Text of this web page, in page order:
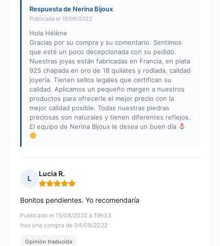
Respuesta de Nerina Bijoux
Publicada el 19/09/2022
Hola Hélène
Gracias por su compra y su comentario. Sentimos
que esté un poco decepcionada con su pedido.
Nuestras joyas están fabricadas en Francia, en plata
925 chapada en oro de 18 quilates y rodiada, calidad
joyería. Tienen sellos legales que certifican su
calidad. Aplicamos un pequeño margen a nuestros
productos para ofrecerle el mejor precio con la
mejor calidad posible. Todas nuestras piedras
preciosas son naturales y tienen diferentes reflejos.
El equipo de Nerina Bijoux le desea un buen día
L
Lucia R.
Nota: 5 de 5
Publicado el 15/08/2022 à 19h33
tras una compra de 04/08/2022
Bonitos pendientes. Yo recomendaría
Opinión traducida